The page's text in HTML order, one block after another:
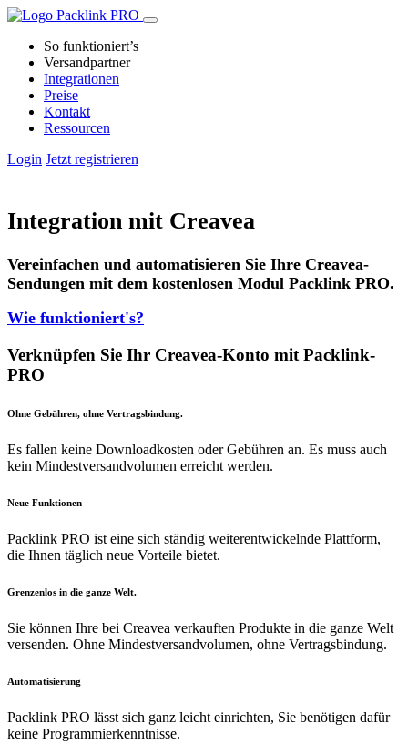
So funktioniert’s
Versandpartner
Integrationen
Preise
Kontakt
Ressourcen
Login Jetzt registrieren
Integration mit Creavea
Vereinfachen und automatisieren Sie Ihre Creavea-
Sendungen mit dem kostenlosen Modul Packlink PRO.
Wie funktioniert's?
Verknüpfen Sie Ihr Creavea-Konto mit Packlink-
PRO
Ohne Gebühren, ohne Vertragsbindung.
Es fallen keine Downloadkosten oder Gebühren an. Es muss auch
kein Mindestversandvolumen erreicht werden.
Neue Funktionen
Packlink PRO ist eine sich ständig weiterentwickelnde Plattform,
die Ihnen täglich neue Vorteile bietet.
Grenzenlos in die ganze Welt.
Sie können Ihre bei Creavea verkauften Produkte in die ganze Welt
versenden. Ohne Mindestversandvolumen, ohne Vertragsbindung.
Automatisierung
Packlink PRO lässt sich ganz leicht einrichten, Sie benötigen dafür
keine Programmierkenntnisse.